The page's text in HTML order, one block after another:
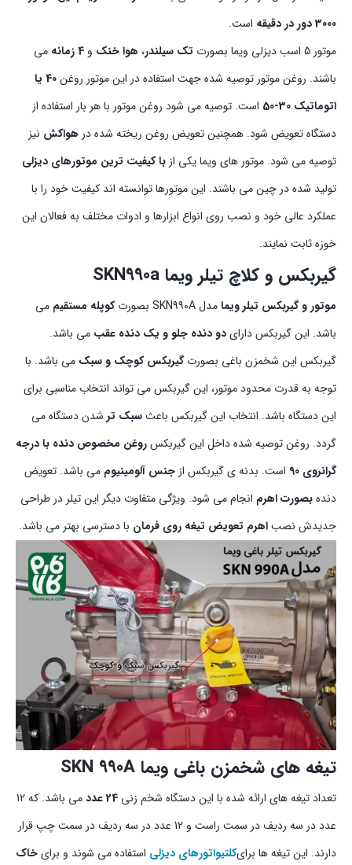
3000 دور در دقیقه
است.
موتور 5 اسب دیزلی ویما بصورت
تک سیلندر، هوا خنک و 4 زمانه
می
باشند. روغن موتور توصیه شده جهت استفاده در این موتور روغن
40 یا
اتوماتیک 30-50
است. توصیه می شود روغن موتور با هر بار استفاده از
دستگاه تعویض شود. همچنین تعویض روغن ریخته شده در هواکش نیز
توصیه می شود. موتور های ویما یکی از با کیفیت ترین موتورهای دیزلی
تولید شده در چین می باشند. این موتورها توانسته اند کیفیت خود را با
عملکرد عالی خود و نصب روی انواع ابزارها و ادوات مختلف به فعالان این
خوزه ثابت نمایند.
گیربکس و کلاچ تیلر ویما SKN990a
موتور و گیربکس تیلر ویما مدل SKN990A بصورت کوپله مستقیم می
باشد. این گیربکس دارایدو دنده جلو و یک دنده عقب می باشد.
گیربکس این شخمزن باغی بصورتگیربکس کوچک و سبک می باشد. با
توجه به قدرت محدود موتور، این گیربکس می تواند انتخاب مناسبی برای
این دستگاه باشد. انتخاب این گیربکس باعثسبک تر شدن دستگاه می
گردد. روغن توصیه شده داخل این گیربکسروغن مخصوص دنده با درجه
گرانروی 90
است. بدنه ی گیربکس از جنس آلومینیوم می باشد. تعویض
دندهبصورت اهرم انجام می شود. ویژگی متفاوت دیگر این تیلر در طراحی
جدیدش نصباهرم تعویض تیغه روی فرمان با دسترسی بهتر می باشد.
تیغه های شخمزن باغی ویما SKN 990A
تعداد تیغه های ارائه شده با این دستگاه شخم زنی 24 عدد
می باشد. که 12
عدد در سه ردیف در سمت راست و 12 عدد در سه ردیف در سمت چپ قرار
دارند. این تیغه ها برایکلتیواتورهای دیزلی استفاده می شوند و برایخاک